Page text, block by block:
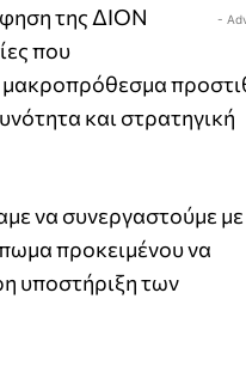
-
της ΔΙΟΝ
που
μακροπρόθεσμα
και στρατηγική
να συνεργαστούμε με
προκειμένου να
υποστήριξη των